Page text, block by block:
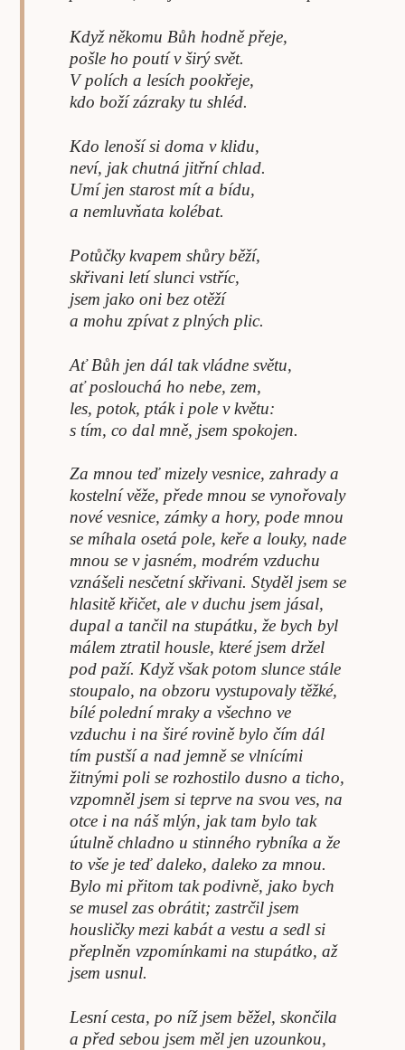
Když někomu Bůh hodně přeje,
pošle ho poutí v širý svět.
V polích a lesích pookřeje,
kdo boží zázraky tu shléd.
Kdo lenoší si doma v klidu,
neví, jak chutná jitřní chlad.
Umí jen starost mít a bídu,
a nemluvňata kolébat.
Potůčky kvapem shůry běží,
skřivani letí slunci vstříc,
jsem jako oni bez otěží
a mohu zpívat z plných plic.
Ať Bůh jen dál tak vládne světu,
ať poslouchá ho nebe, zem,
les, potok, pták i pole v květu:
s tím, co dal mně, jsem spokojen.
Za mnou teď mizely vesnice, zahrady a
kostelní věže, přede mnou se vynořovaly
nové vesnice, zámky a hory, pode mnou
se míhala osetá pole, keře a louky, nade
mnou se v jasném, modrém vzduchu
vznášeli nesčetní skřivani. Styděl jsem se
hlasitě křičet, ale v duchu jsem jásal,
dupal a tančil na stupátku, že bych byl
málem ztratil housle, které jsem držel
pod paží. Když však potom slunce stále
stoupalo, na obzoru vystupovaly těžké,
bílé polední mraky a všechno ve
vzduchu i na širé rovině bylo čím dál
tím pustší a nad jemně se vlnícími
žitnými poli se rozhostilo dusno a ticho,
vzpomněl jsem si teprve na svou ves, na
otce i na náš mlýn, jak tam bylo tak
útulně chladno u stinného rybníka a že
to vše je teď daleko, daleko za mnou.
Bylo mi přitom tak podivně, jako bych
se musel zas obrátit; zastrčil jsem
housličky mezi kabát a vestu a sedl si
přeplněn vzpomínkami na stupátko, až
jsem usnul.
Lesní cesta, po níž jsem běžel, skončila
a před sebou jsem měl jen uzounkou,